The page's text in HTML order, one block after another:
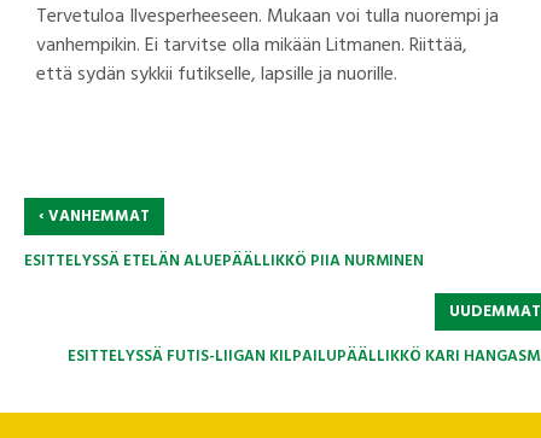
Tervetuloa Ilvesperheeseen. Mukaan voi tulla nuorempi ja
vanhempikin. Ei tarvitse olla mikään Litmanen. Riittää,
että sydän sykkii futikselle, lapsille ja nuorille.
‹VANHEMMAT
ESITTELYSSÄ ETELÄN ALUEPÄÄLLIKKÖ PIIA NURMINEN
ESITTELYSSÄ FUTIS-LIIGAN KILPAILUPÄÄLLIKKÖ KARI